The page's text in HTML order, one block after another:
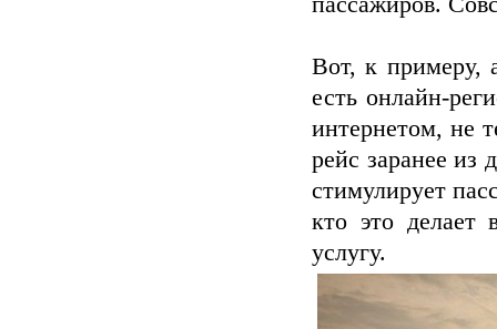
Вот, к примеру,
есть онлайн-
интернетом, не
рейс заранее
стимулирует
кто это делает
услугу.